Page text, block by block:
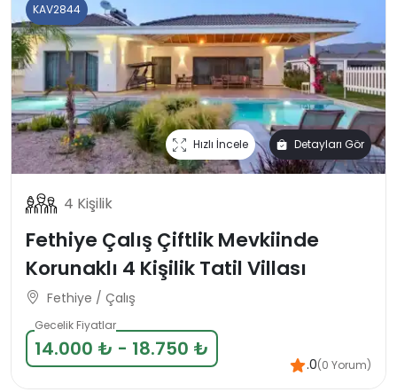
Hızlı İncele Detayları Gör
KAV2844
4 Kişilik
Fethiye Çalış Çiftlik Mevkiinde
Korunaklı 4 Kişilik Tatil Villası
Fethiye / Çalış
Gecelik Fiyatlar
14.000 ₺ - 18.750 ₺
.0(0 Yorum)